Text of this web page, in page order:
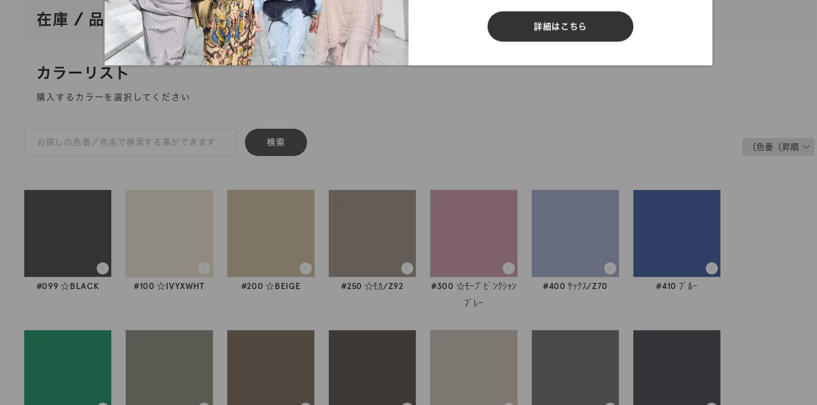
詳細はこちら
在庫 / 品質情報照会
カラーリスト
購入するカラーを選択してください
検索
#099 ☆BLACK #100 ☆IVYXWHT #200 ☆BEIGE #250 ☆ﾓｶ/Z92
#300 ☆ﾓｰﾌﾞﾋﾟﾝｸｼｬﾝ
ﾌﾞﾚｰ
#400 ｻｯｸｽ/Z70 #410 ﾌﾞﾙｰ